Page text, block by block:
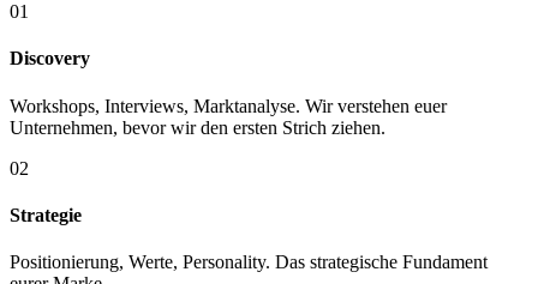
01
Discovery
Workshops, Interviews, Marktanalyse. Wir verstehen euer
Unternehmen, bevor wir den ersten Strich ziehen.
02
Strategie
Positionierung, Werte, Personality. Das strategische Fundament